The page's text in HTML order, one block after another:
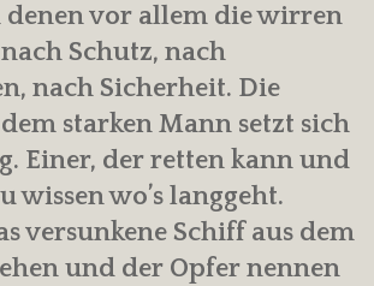
vor allem die wirren
Schutz, nach
nach Sicherheit. Die
starken Mann setzt sich
Einer, der retten kann und
wissen wo’s langgeht.
versunkene Schiff aus dem
und der Opfer nennen